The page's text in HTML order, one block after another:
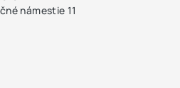
námestie 11